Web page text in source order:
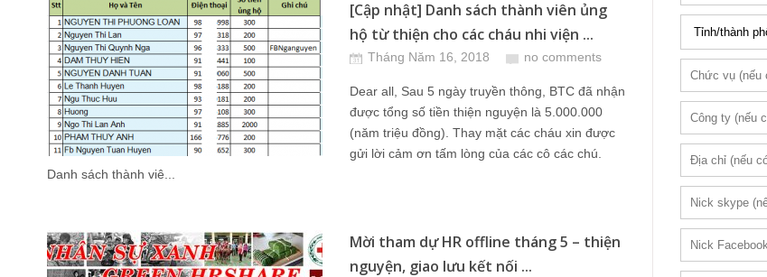
[Cập nhật] Danh sách thành viên ủng
hộ từ thiện cho các cháu nhi viện ...
Tháng Năm 16, 2018 no comments
Dear all, Sau 5 ngày truyền thông, BTC đã nhận
được tổng số tiền thiện nguyện là 5.000.000
(năm triệu đồng). Thay mặt các cháu xin được
gửi lời cảm ơn tấm lòng của các cô các chú.
Danh sách thành viê...
Mời tham dự HR offline tháng 5 – thiện
nguyện, giao lưu kết nối ...